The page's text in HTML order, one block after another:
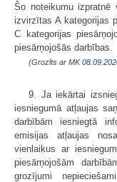
Šo noteikumu izpratnē
izvirzītas A kategorijas
C kategorijas
piesārņojošās darbības.
(Grozīts ar MK
9. Ja iekārtai
iesniegumā atļaujas
darbībām iesniegtā
emisijas atļaujas
vienlaikus ar
piesārņojošām
grozījumi